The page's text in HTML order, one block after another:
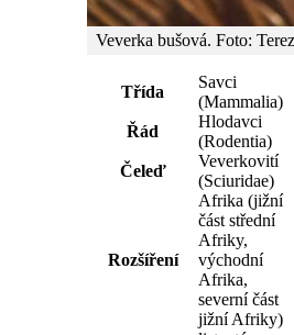
Veverka bušová. Foto:
Třída
Savci
(Mammalia)
Řád
Hlodavci
(Rodentia)
Čeleď
Veverkovití
(Sciuridae)
Rozšíření
Afrika (jižní
část střední
Afriky,
východní
Afrika,
severní část
jižní Afriky)